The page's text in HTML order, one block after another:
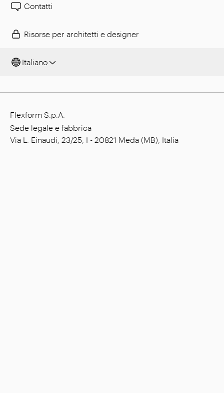
Contatti
Risorse per architetti e designer
Italiano
Flexform S.p.A.
Sede legale e fabbrica
Via L. Einaudi, 23/25, I - 20821 Meda (MB), Italia